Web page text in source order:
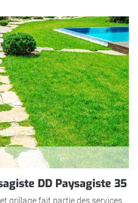
DD Paysagiste 35
grillage fait partie des services